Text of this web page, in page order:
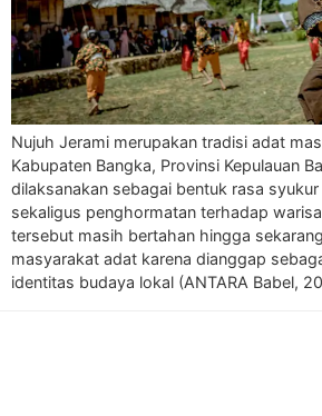
Nujuh Jerami merupakan tradisi adat
Kabupaten Bangka, Provinsi Kepulauan
dilaksanakan sebagai bentuk rasa
sekaligus penghormatan terhadap
tersebut masih bertahan hingga
masyarakat adat karena dianggap
identitas budaya lokal (ANTARA Babel,